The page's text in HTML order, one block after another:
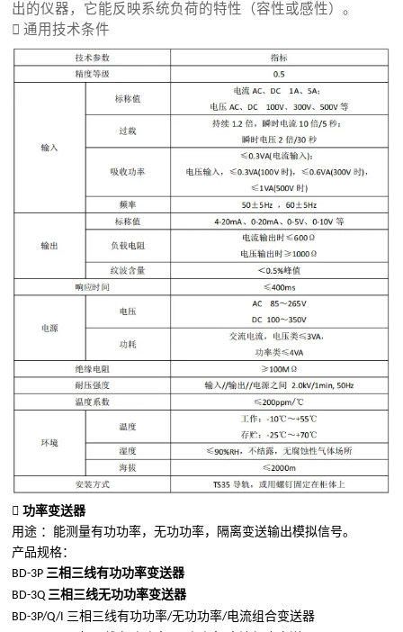
出的仪器，它能反映系统负荷的特性（容性或感性）。
通用技术条件
功率变送器
用途 ： 能测量有功功率，无功功率，隔离变送输出模拟信号。
产品规格：
BD-3P 三相三线有功功率变送器
BD-3Q 三相三线无功功率变送器
BD-3P/Q/I 三相三线有功功率/无功功率/电流组合变送器